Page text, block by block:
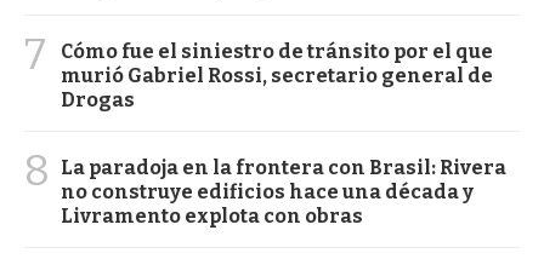
7
Cómo fue el siniestro de tránsito por el que
murió Gabriel Rossi, secretario general de
Drogas
8
La paradoja en la frontera con Brasil: Rivera
no construye edificios hace una década y
Livramento explota con obras